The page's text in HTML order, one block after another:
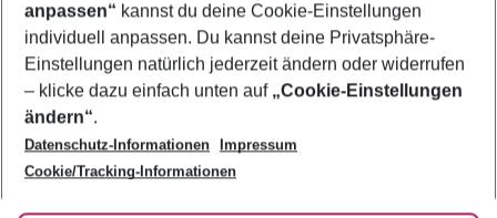
Footer
Footer navigation
Über uns
AGB
Bestpreisgarantie
Cookie-Einstellungen ändern
Cookie-Richtlinie
Agenturbetreuung
Barrierefreies Reisen
Folge uns
anpassen“ kannst du deine Cookie-Einstellungen
individuell anpassen. Du kannst deine Privatsphäre-
Einstellungen natürlich jederzeit ändern oder widerrufen
– klicke dazu einfach unten auf „Cookie-Einstellungen
ändern“.
Datenschutz-Informationen
Impressum
Cookie/Tracking-Informationen